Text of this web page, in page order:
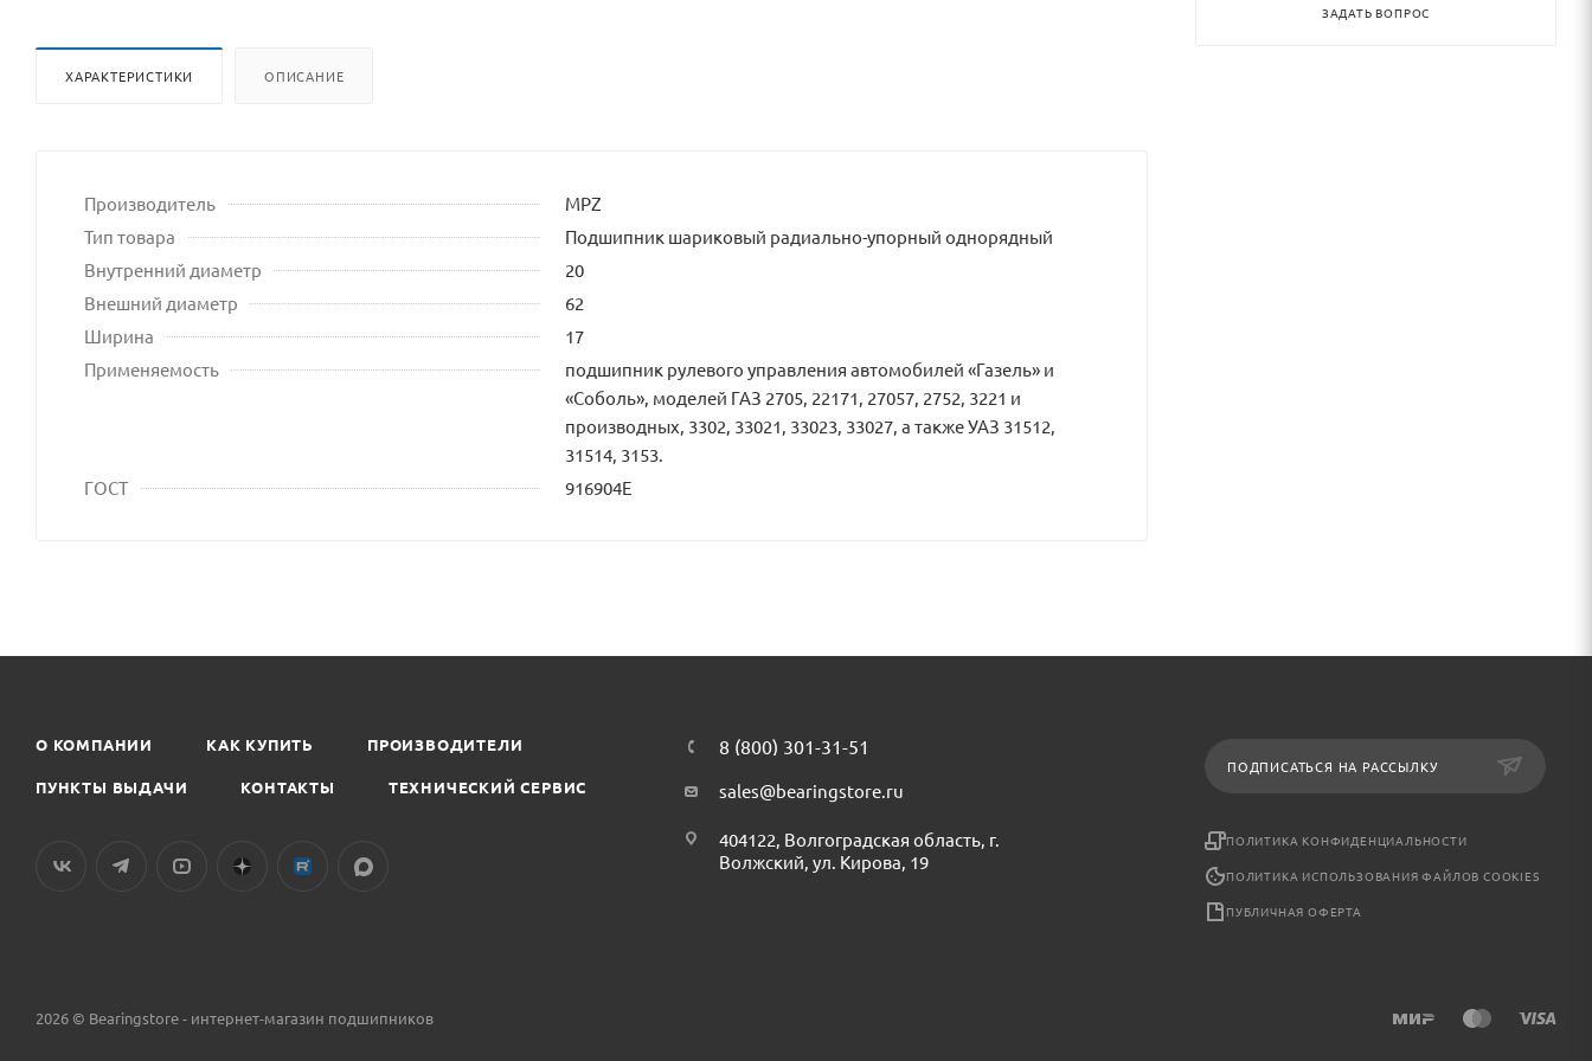
ХАРАКТЕРИСТИКИ ОПИСАНИЕ
Производитель
MPZ
Тип товара
Подшипник шариковый радиально-упорный однорядный
Внутренний диаметр
20
Внешний диаметр
62
Ширина
17
Применяемость
подшипник рулевого управления автомобилей «Газель» и
«Соболь», моделей ГАЗ 2705, 22171, 27057, 2752, 3221 и
производных, 3302, 33021, 33023, 33027, а также УАЗ 31512,
31514, 3153.
ГОСТ
916904Е
ЗАДАТЬ ВОПРОС
О КОМПАНИИ КАК КУПИТЬ ПРОИЗВОДИТЕЛИ
ПУНКТЫ ВЫДАЧИ КОНТАКТЫ ТЕХНИЧЕСКИЙ СЕРВИС
8 (800) 301-31-51
sales@bearingstore.ru
404122, Волгоградская область, г.
Волжский, ул. Кирова, 19
ПОДПИСАТЬСЯ НА РАССЫЛКУ
ПОЛИТИКА КОНФИДЕНЦИАЛЬНОСТИ
ПОЛИТИКА ИСПОЛЬЗОВАНИЯ ФАЙЛОВ COOKIES
ПУБЛИЧНАЯ ОФЕРТА
2026 © Bearingstore - интернет-магазин подшипников